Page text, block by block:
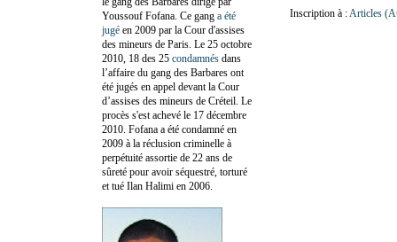
Inscription à :Articles
Youssouf Fofana. Ce gang a été
jugé en 2009 par la Cour d'assises
des mineurs de Paris. Le 25 octobre
2010, 18 des 25 condamnés dans
l’affaire du gang des Barbares ont
été jugés en appel devant la Cour
d’assises des mineurs de Créteil. Le
procès s'est achevé le 17 décembre
2010. Fofana a été condamné en
2009 à la réclusion criminelle à
perpétuité assortie de 22 ans de
sûreté pour avoir séquestré, torturé
et tué Ilan Halimi en 2006.